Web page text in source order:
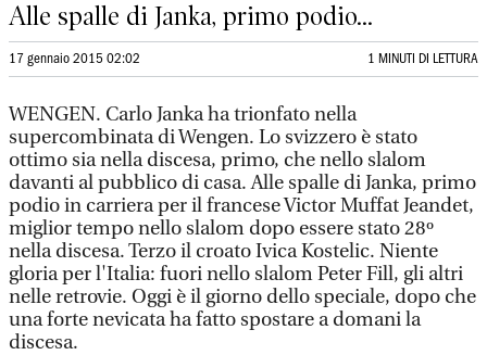
Alle spalle di Janka, primo podio...
17 gennaio 2015 02:02 1 MINUTI DI LETTURA
WENGEN. Carlo Janka ha trionfato nella
supercombinata di Wengen. Lo svizzero è stato
ottimo sia nella discesa, primo, che nello slalom
davanti al pubblico di casa. Alle spalle di Janka, primo
podio in carriera per il francese Victor Muffat Jeandet,
miglior tempo nello slalom dopo essere stato 28º
nella discesa. Terzo il croato Ivica Kostelic. Niente
gloria per l'Italia: fuori nello slalom Peter Fill, gli altri
nelle retrovie. Oggi è il giorno dello speciale, dopo che
una forte nevicata ha fatto spostare a domani la
discesa.